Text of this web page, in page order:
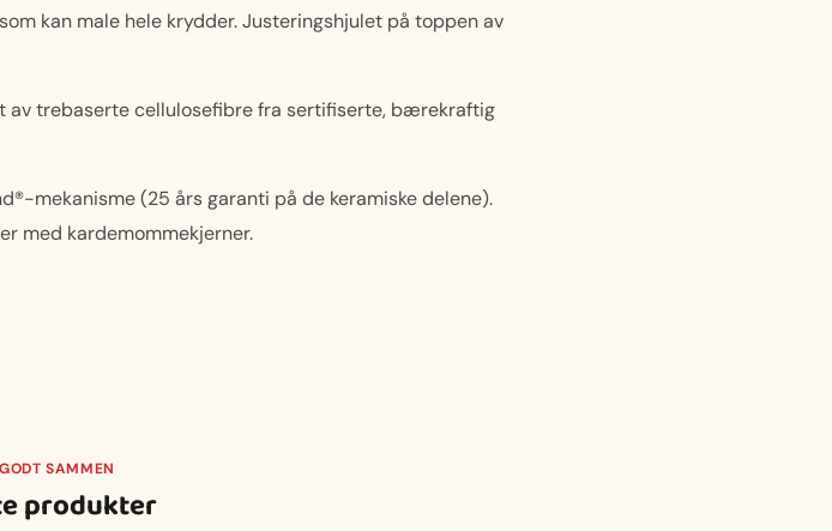
kan male hele krydder. Justeringshjulet på toppen av
av trebaserte cellulosefibre fra sertifiserte, bærekraftig
mekanisme (25 års garanti på de keramiske delene).
med kardemommekjerner.
SAMMEN
produkter